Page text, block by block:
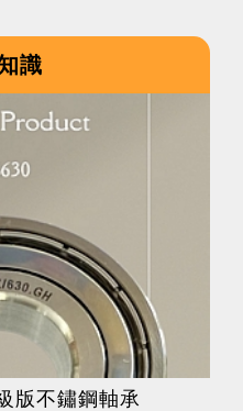
識
版不鏽鋼軸承